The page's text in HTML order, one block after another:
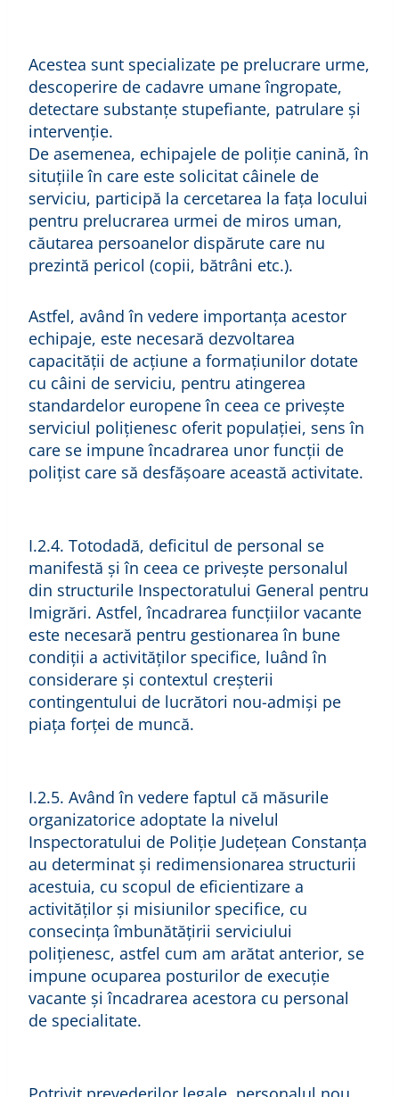
Acestea sunt specializate pe prelucrare urme,
descoperire de cadavre umane îngropate,
detectare substanțe stupefiante, patrulare și
intervenție.
De asemenea, echipajele de poliție canină, în
situțiile în care este solicitat câinele de
serviciu, participă la cercetarea la fața locului
pentru prelucrarea urmei de miros uman,
căutarea persoanelor dispărute care nu
prezintă pericol (copii, bătrâni etc.).
Astfel, având în vedere importanța acestor
echipaje, este necesară dezvoltarea
capacității de acțiune a formațiunilor dotate
cu câini de serviciu, pentru atingerea
standardelor europene în ceea ce privește
serviciul polițienesc oferit populației, sens în
care se impune încadrarea unor funcții de
polițist care să desfășoare această activitate.
I.2.4. Totodadă, deficitul de personal se
manifestă și în ceea ce privește personalul
din structurile Inspectoratului General pentru
Imigrări. Astfel, încadrarea funcțiilor vacante
este necesară pentru gestionarea în bune
condiții a activităților specifice, luând în
considerare și contextul creșterii
contingentului de lucrători nou-admiși pe
piața forței de muncă.
I.2.5. Având în vedere faptul că măsurile
organizatorice adoptate la nivelul
Inspectoratului de Poliție Județean Constanța
au determinat și redimensionarea structurii
acestuia, cu scopul de eficientizare a
activităților și misiunilor specifice, cu
consecința îmbunătățirii serviciului
polițienesc, astfel cum am arătat anterior, se
impune ocuparea posturilor de execuție
vacante şi încadrarea acestora cu personal
de specialitate.